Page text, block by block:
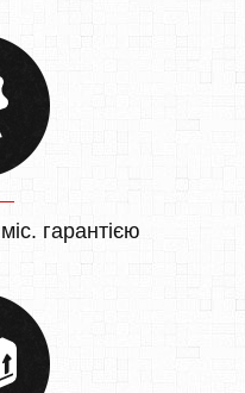
гарантією